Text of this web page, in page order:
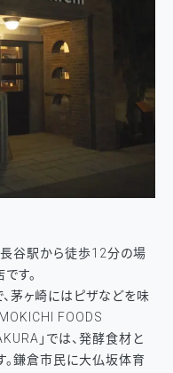
長谷駅から徒歩12分の場
す。
茅ヶ崎にはピザなどを味
FOODS
」では、発酵食材と
。鎌倉市民に大仏坂体育